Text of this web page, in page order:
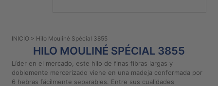
Preguntas
frecuentes
Aviso De
Privacidad
INICIO > Hilo Mouliné Spécial 3855
HILO MOULINÉ SPÉCIAL 3855
Líder en el mercado, este hilo de finas fibras largas y
doblemente mercerizado viene en una madeja conformada por
6 hebras fácilmente separables. Entre sus cualidades